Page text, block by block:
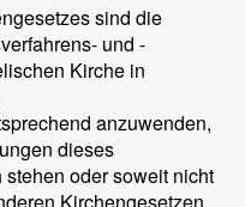
sind die
und -
Kirche in
anzuwenden,
dieses
oder soweit nicht